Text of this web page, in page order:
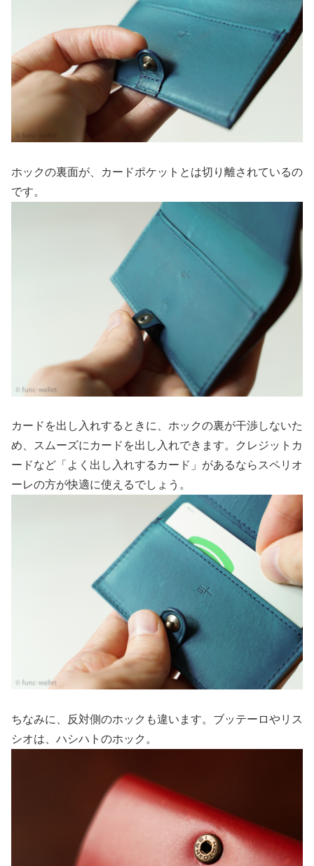
ホックの裏面が、カードポケットとは切り離されているの
です。
カードを出し入れするときに、ホックの裏が干渉しないた
め、スムーズにカードを出し入れできます。クレジットカ
ードなど「よく出し入れするカード」があるならスペリオ
ーレの方が快適に使えるでしょう。
ちなみに、反対側のホックも違います。ブッテーロやリス
シオは、ハシハトのホック。